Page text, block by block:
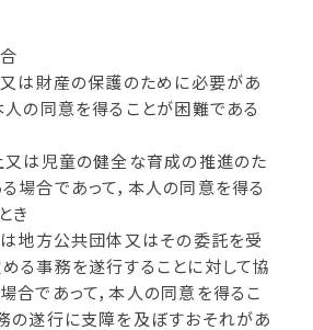
は財産の保護のために必要があ
人の同意を得ることが困難である
又は児童の健全な育成の推進のた
場合であって，本人の同意を得る
き
地方公共団体又はその委託を受
る事務を遂行することに対して協
合であって，本人の同意を得るこ
の遂行に支障を及ぼすおそれがあ